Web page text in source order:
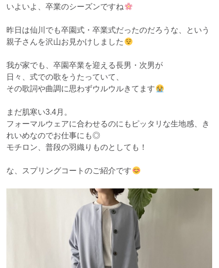
いよいよ、卒業のシーズンですね
昨日は仙川でも卒園式・卒業式だったのだろうな、という
親子さんを沢山お見かけしました
我が家でも、卒園卒業を迎える長男・次男が
日々、式での歌をうたっていて、
その歌詞や曲調に思わずウルウルきてます
まだ肌寒い3.4月。
フォーマルウェアに合わせるのにもピッタリな生地感、き
れいめなのでお仕事にも◎
モチロン、普段の羽織りものとしても！
な、スプリングコートのご紹介です